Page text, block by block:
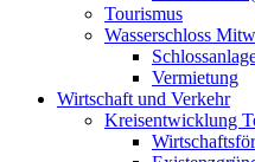
Tourismus
Wasserschloss
Vermietung
Wirtschaft und Verkehr
Kreisentwicklung